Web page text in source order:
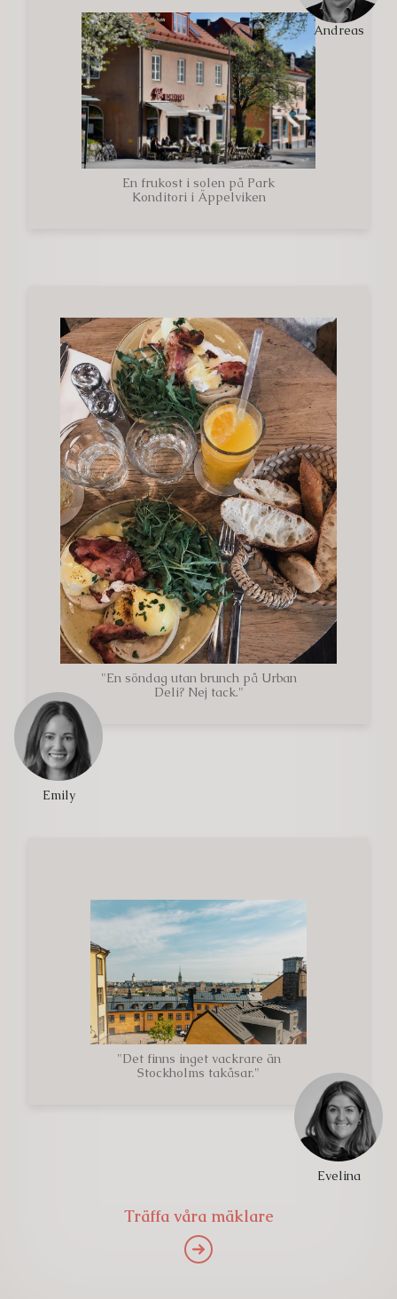
Andreas
En frukost i solen på Park
Konditori i Äppelviken
Emily
"En söndag utan brunch på Urban
Deli? Nej tack."
Evelina
"Det finns inget vackrare än
Stockholms takåsar."
Träffa våra mäklare